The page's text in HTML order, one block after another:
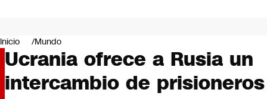
Negocios
Deportes
Programas completos
Cultura
Servicios
Inicio Mundo
Ucrania ofrece a Rusia un
intercambio de prisioneros